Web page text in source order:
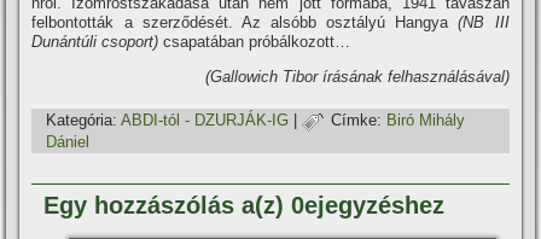
felbontották a szerződését. Az alsóbb osztályú Hangya(NB III
Dunántúli csoport) csapatában próbálkozott…
(Gallowich Tibor í­rásának felhasználásával)
Kategória: ABDI-tól - DZURJÁK-IG | Címke: Biró Mihály
Dániel
Egy hozzászólás a(z) 0ejegyzéshez